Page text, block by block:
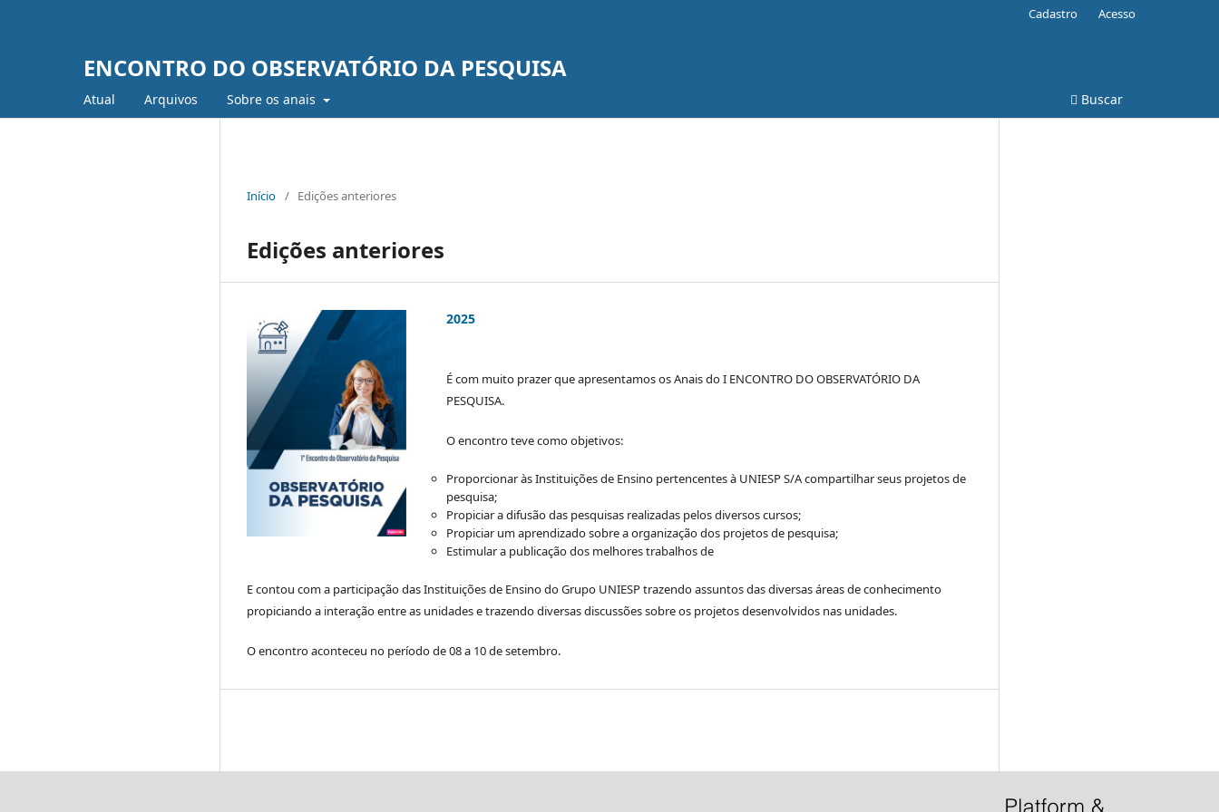
ENCONTRO DO OBSERVATÓRIO DA PESQUISA
Atual Arquivos Sobre os anais Buscar
Cadastro Acesso
Início / Edições anteriores
Edições anteriores
2025
É com muito prazer que apresentamos os Anais do I ENCONTRO DO OBSERVATÓRIO DA
PESQUISA.
O encontro teve como objetivos:
Proporcionar às Instituições de Ensino pertencentes à UNIESP S/A compartilhar seus projetos de
pesquisa;
Propiciar a difusão das pesquisas realizadas pelos diversos cursos;
Propiciar um aprendizado sobre a organização dos projetos de pesquisa;
Estimular a publicação dos melhores trabalhos de
E contou com a participação das Instituições de Ensino do Grupo UNIESP trazendo assuntos das diversas áreas de conhecimento
propiciando a interação entre as unidades e trazendo diversas discussões sobre os projetos desenvolvidos nas unidades.
O encontro aconteceu no período de 08 a 10 de setembro.